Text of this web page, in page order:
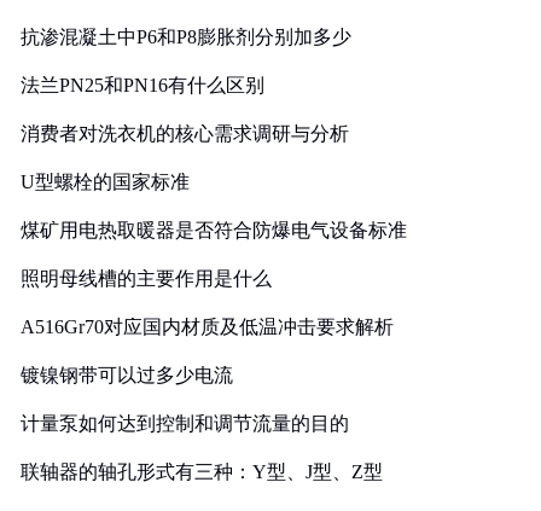
抗渗混凝土中P6和P8膨胀剂分别加多少
法兰PN25和PN16有什么区别
消费者对洗衣机的核心需求调研与分析
U型螺栓的国家标准
煤矿用电热取暖器是否符合防爆电气设备标准
照明母线槽的主要作用是什么
A516Gr70对应国内材质及低温冲击要求解析
镀镍钢带可以过多少电流
计量泵如何达到控制和调节流量的目的
联轴器的轴孔形式有三种：Y型、J型、Z型